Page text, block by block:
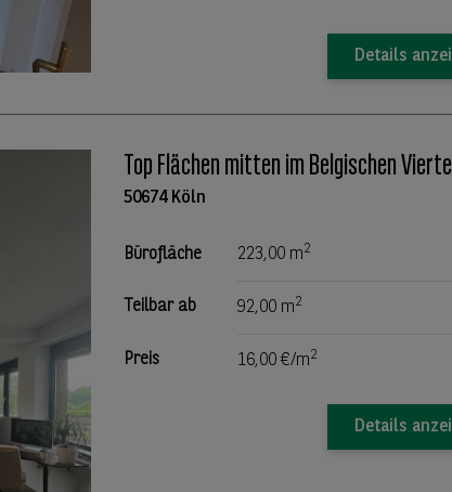
Details
Top Flächen mitten im Belgischen
50674 Köln
Bürofläche 223,00 m2
Teilbar ab 92,00 m2
Preis 16,00 €/m2
Details